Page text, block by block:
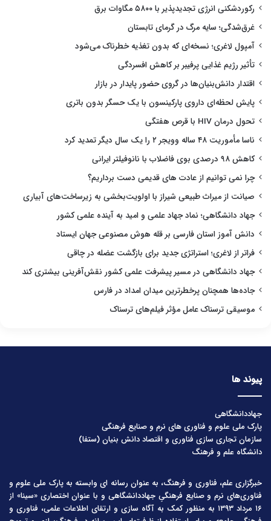
رکوردشکنی انرژی تجدیدپذیر با ۵۸۰۰ مگاوات برق
غرق‌شدگی؛ سایه مرگ در گرمای تابستان
آمپول لاغری؛ نسخه‌ای که بدون تغذیه خطرناک می‌شود
تأثیر رژیم غذایی پرفیبر بر کاهش افسردگی
اقتدار دانش‌بنیان‌ها در گروی حضور پایدار در بازار
پایش لحظه‌ای داروی پارکینسون با یک حسگر بدون باتری
تحول درمان HIV با قرص هفتگی
ناسا مأموریت ۴۸ ساله وویجر ۲ را یک سال دیگر تمدید کرد
کاهش ۹۸ درصدی بوی فاضلاب با نانوفیلتر ایرانی
چرا نمی توانیم از عادت های قدیمی دست برداریم؟
صیانت از میراث طبیعی شیراز با اولویت‌بخشی به زیرساخت‌های آبیاری
جهاد دانشگاهی؛ نماد جهاد علمی و امید به آینده علمی کشور
دانش آموز استان فارسی بر قله هوش مصنوعی جهان ایستاد
فراتر از لاغری؛ استراتژی جدید برای بازگشت عضله در چاقی
جهاد دانشگاهی در مسیر پیشرفت علمی کشور نقش‌آفرینی بیشتری کند
جاده‌ها همچنان پرخطرترین میدان امداد در فارس
موسیقی ترسناک عامل مؤثر فیلم‌های ترسناک
پیوند ها
جهاددانشگاهی
پارک ملی علوم و فناوری های نرم و صنایع فرهنگی
سازمان تجاری سازی فناوری و اقتصاد دانش بنیان (ستفا)
دانشگاه علم و فرهنگ
خبرگزاری علم، فناوری و فرهنگ، به عنوان رسانه ای وابسته به پارک ملی علوم و
فناوری‌های نرم و صنایع فرهنگیِ جهاددانشگاهی و با عنوان اختصاری «سینا» از
۱۶ مرداد ۱۳۹۳ به منظور کمک به آگاه سازی و ارتقای اطلاعات علمی، فناوری و